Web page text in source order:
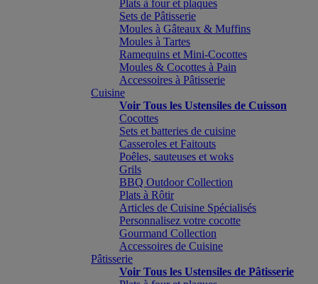
Plats à four et plaques
Sets de Pâtisserie
Moules à Gâteaux & Muffins
Moules à Tartes
Ramequins et Mini-Cocottes
Moules & Cocottes à Pain
Accessoires à Pâtisserie
Cuisine
Voir Tous les Ustensiles de Cuisson
Cocottes
Sets et batteries de cuisine
Casseroles et Faitouts
Poêles, sauteuses et woks
Grils
BBQ Outdoor Collection
Plats à Rôtir
Articles de Cuisine Spécialisés
Personnalisez votre cocotte
Gourmand Collection
Accessoires de Cuisine
Pâtisserie
Voir Tous les Ustensiles de Pâtisserie